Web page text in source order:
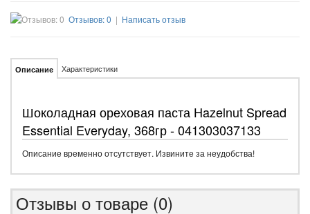
Отзывов: 0 | Написать отзыв
Описание Характеристики
Шоколадная ореховая паста Hazelnut Spread
Essential Everyday, 368гр - 041303037133
Описание временно отсутствует. Извините за неудобства!
Отзывы о товаре (0)